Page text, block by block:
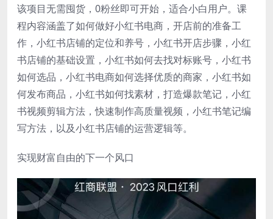
该项目无需囤货，0粉丝即可开始，适合小白用户。课
程内容涵盖了如何做好小红书电商，开店前的准备工
作，小红书店铺的定位和养号，小红书开店步骤，小红
书店铺的基础设置，小红书如何去找对标账号，小红书
如何选品，小红书电商如何选择优质的商家，小红书如
何发布商品，小红书如何找素材，打造爆款笔记，小红
书视频剪辑方法，快速制作高质量视频，小红书笔记编
写方法，以及小红书店铺的运营逻辑等。
实现财富自由的下一个风口